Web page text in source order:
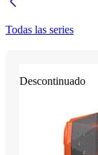
Todas las series
Descontinuado